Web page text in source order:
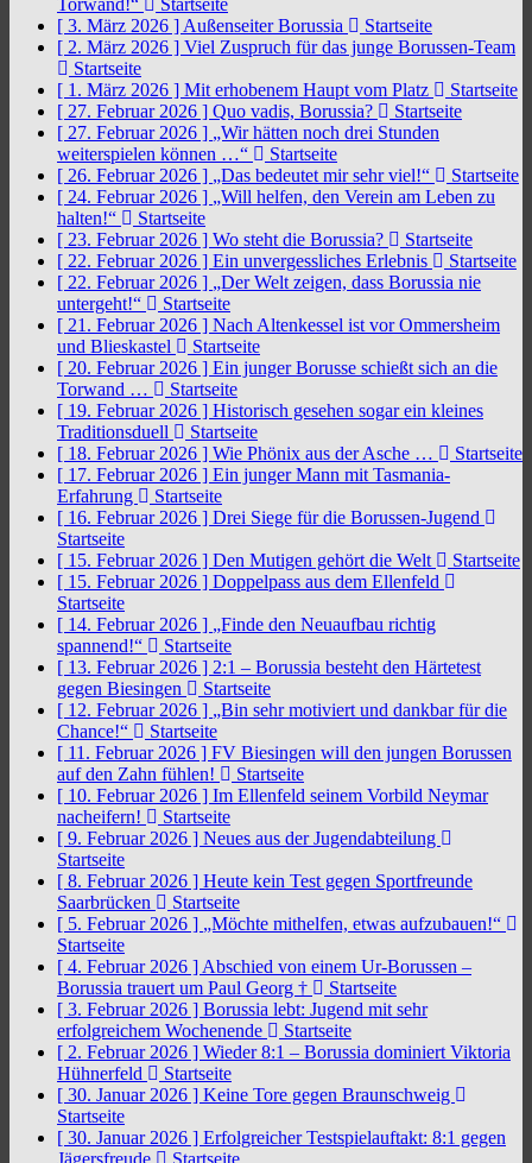
Torwand!“
Startseite
[ 3. März 2026 ] Außenseiter Borussia
Startseite
[ 2. März 2026 ] Viel Zuspruch für das junge Borussen-Team
Startseite
[ 1. März 2026 ] Mit erhobenem Haupt vom Platz
Startseite
[ 27. Februar 2026 ] Quo vadis, Borussia?
Startseite
[ 27. Februar 2026 ] „Wir hätten noch drei Stunden
weiterspielen können …“
Startseite
[ 26. Februar 2026 ] „Das bedeutet mir sehr viel!“
Startseite
[ 24. Februar 2026 ] „Will helfen, den Verein am Leben zu
halten!“
Startseite
[ 23. Februar 2026 ] Wo steht die Borussia?
Startseite
[ 22. Februar 2026 ] Ein unvergessliches Erlebnis
Startseite
[ 22. Februar 2026 ] „Der Welt zeigen, dass Borussia nie
untergeht!“
Startseite
[ 21. Februar 2026 ] Nach Altenkessel ist vor Ommersheim
und Blieskastel
Startseite
[ 20. Februar 2026 ] Ein junger Borusse schießt sich an die
Torwand …
Startseite
[ 19. Februar 2026 ] Historisch gesehen sogar ein kleines
Traditionsduell
Startseite
[ 18. Februar 2026 ] Wie Phönix aus der Asche …
Startseite
[ 17. Februar 2026 ] Ein junger Mann mit Tasmania-
Erfahrung
Startseite
[ 16. Februar 2026 ] Drei Siege für die Borussen-Jugend
Startseite
[ 15. Februar 2026 ] Den Mutigen gehört die Welt
Startseite
[ 15. Februar 2026 ] Doppelpass aus dem Ellenfeld
Startseite
[ 14. Februar 2026 ] „Finde den Neuaufbau richtig
spannend!“
Startseite
[ 13. Februar 2026 ] 2:1 – Borussia besteht den Härtetest
gegen Biesingen
Startseite
[ 12. Februar 2026 ] „Bin sehr motiviert und dankbar für die
Chance!“
Startseite
[ 11. Februar 2026 ] FV Biesingen will den jungen Borussen
auf den Zahn fühlen!
Startseite
[ 10. Februar 2026 ] Im Ellenfeld seinem Vorbild Neymar
nacheifern!
Startseite
[ 9. Februar 2026 ] Neues aus der Jugendabteilung
Startseite
[ 8. Februar 2026 ] Heute kein Test gegen Sportfreunde
Saarbrücken
Startseite
[ 5. Februar 2026 ] „Möchte mithelfen, etwas aufzubauen!“
Startseite
[ 4. Februar 2026 ] Abschied von einem Ur-Borussen –
Borussia trauert um Paul Georg †
Startseite
[ 3. Februar 2026 ] Borussia lebt: Jugend mit sehr
erfolgreichem Wochenende
Startseite
[ 2. Februar 2026 ] Wieder 8:1 – Borussia dominiert Viktoria
Hühnerfeld
Startseite
[ 30. Januar 2026 ] Keine Tore gegen Braunschweig
Startseite
[ 30. Januar 2026 ] Erfolgreicher Testspielauftakt: 8:1 gegen
Jägersfreude
Startseite